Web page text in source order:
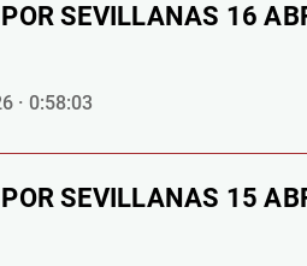
SEVILLANAS 16
· 0:58:03
SEVILLANAS 15